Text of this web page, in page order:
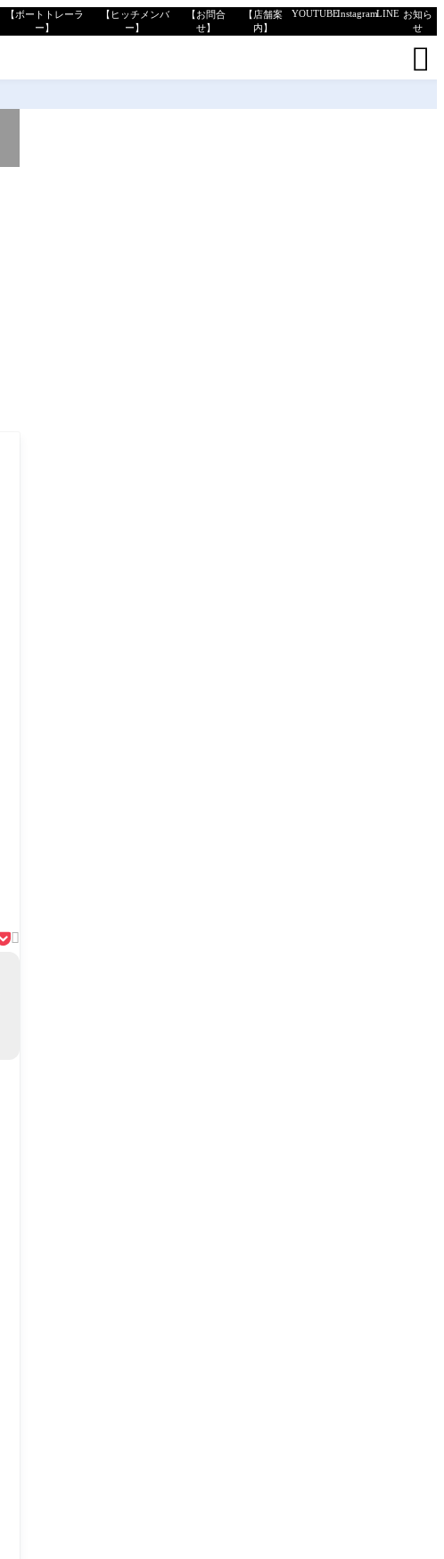
【ボートトレーラ
ー】
【ヒッチメンバ
ー】
【お問合
せ】
【店舗案
内】
YOUTUBEInstagramLINE お知ら
せ

